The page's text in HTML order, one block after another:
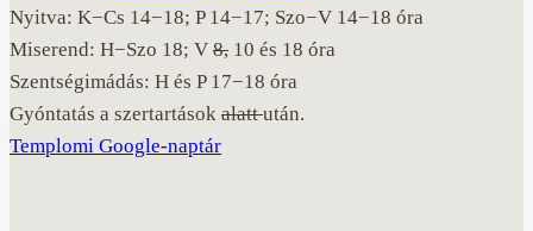
Nyitva: K−Cs 14−18; P 14−17; Szo−V 14−18 óra
Miserend: H−Szo 18; V 8, 10 és 18 óra
Szentségimádás: H és P 17−18 óra
Gyóntatás a szertartások alattután.
Templomi Google-naptár